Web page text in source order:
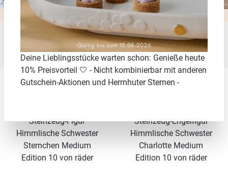
Seite
1 Seite
2 Seite
3 Seite
4 Seite
5
Deine Lieblingsstücke warten schon: Genieße heute
10% Preisvorteil 🤍 - Nicht kombinierbar mit anderen
Gutschein-Aktionen und Herrnhuter Sternen -